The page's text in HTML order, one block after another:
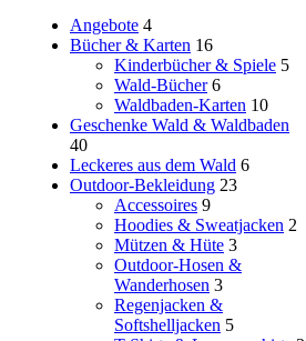
Angebote 4
Bücher & Karten 16
Kinderbücher & Spiele 5
Wald-Bücher 6
Waldbaden-Karten 10
Geschenke Wald & Waldbaden
40
Leckeres aus dem Wald 6
Outdoor-Bekleidung 23
Accessoires 9
Hoodies & Sweatjacken 2
Mützen & Hüte 3
Outdoor-Hosen &
Wanderhosen 3
Regenjacken &
Softshelljacken 5